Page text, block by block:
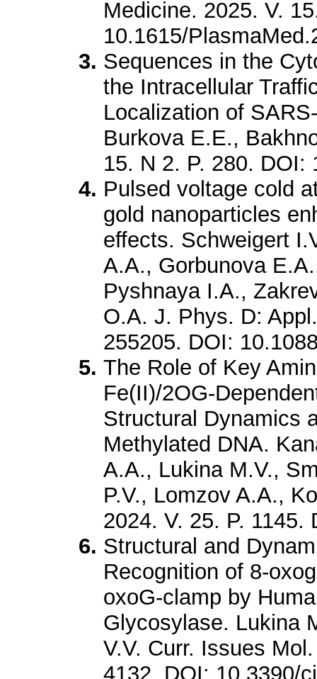
Medicine. 2025. V.
10.1615/
Sequences in the
the Intracellular
Localization of
Burkova E.E.,
15. N 2. P. 280. DOI:
Pulsed voltage cold
gold nanoparticles
effects. Schweigert
A.A., Gorbunova
Pyshnaya I.A.,
O.A. J. Phys. D:
255205. DOI:
The Role of Key
Fe(II)/2OG-
Structural Dynamics
Methylated DNA.
A.A., Lukina M.V.,
P.V., Lomzov A.A.,
2024. V. 25. P. 1145.
Structural and
Recognition of 8-
oxoG-clamp by
Glycosylase. Lukina
V.V. Curr. Issues
4132. DOI: 10.3390/